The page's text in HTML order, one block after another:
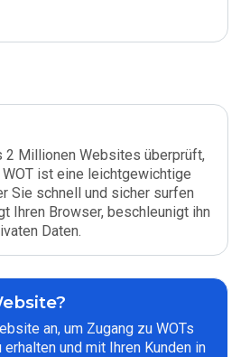
2 Millionen Websites überprüft,
ist eine leichtgewichtige
Sie schnell und sicher surfen
Ihren Browser, beschleunigt ihn
Daten.
an, um Zugang zu WOTs
und mit Ihren Kunden in